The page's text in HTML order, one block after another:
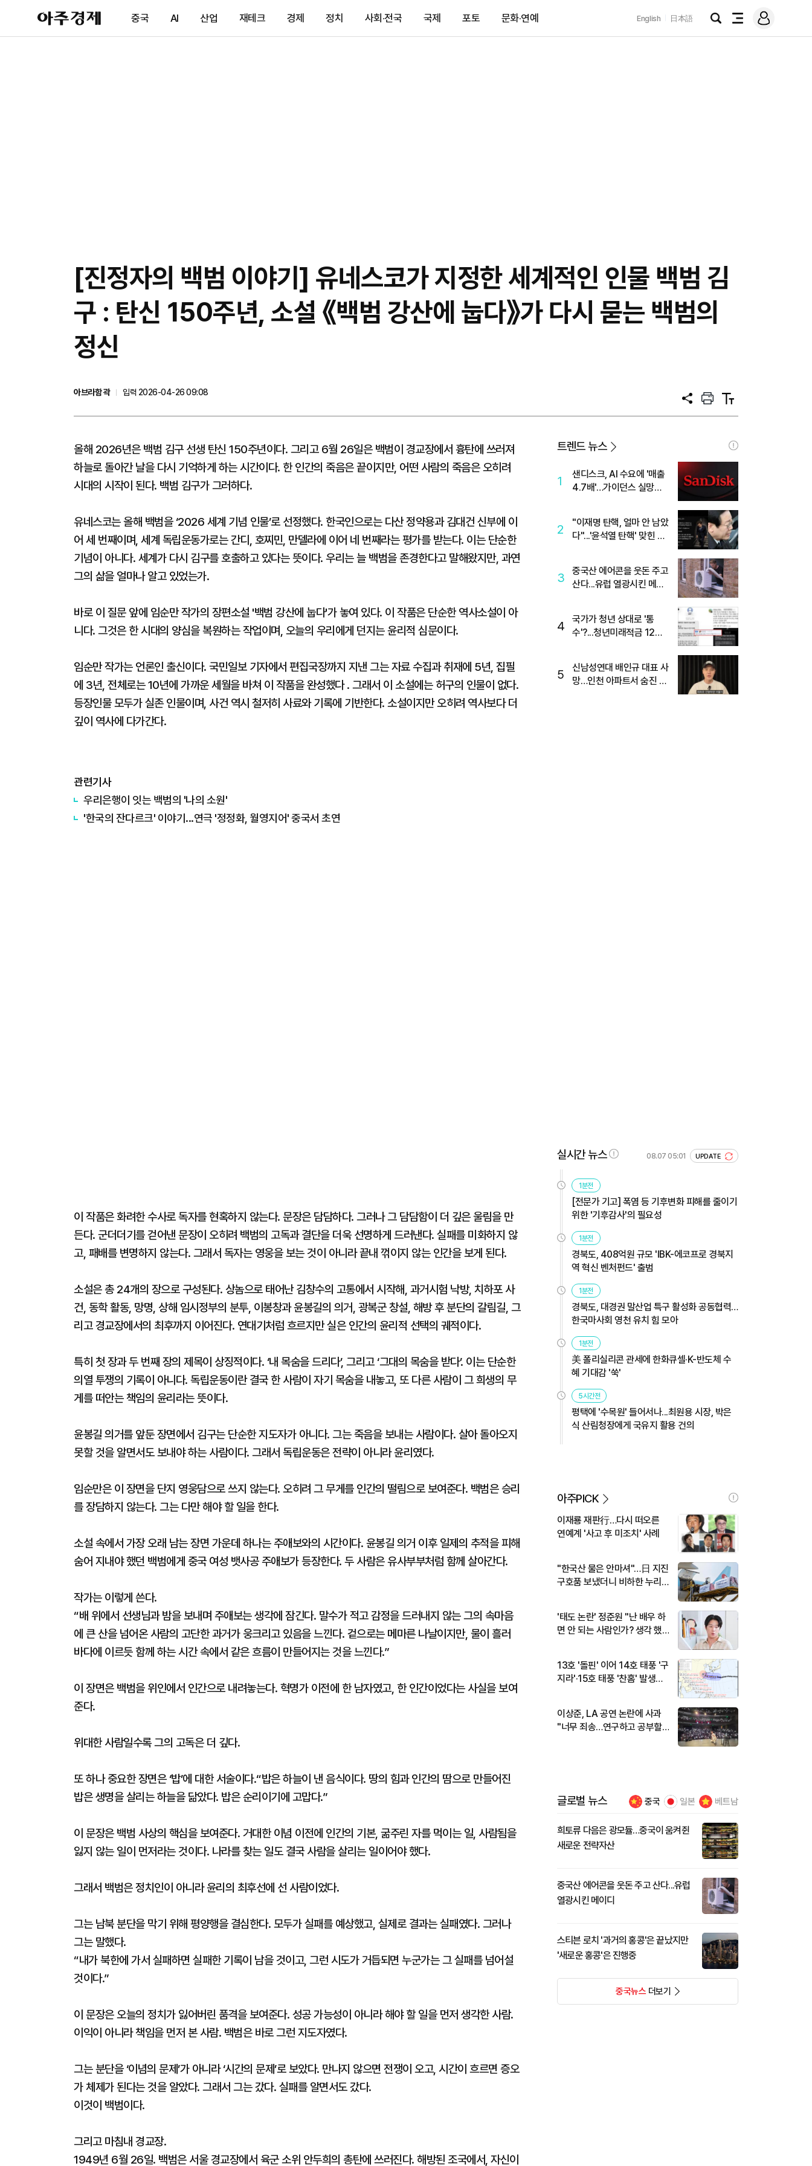
아
주
제
중국 AI 산업 재테크 경제 정치 사회·전국 국제 포토 문화·연예 English 日本語
검
전
메
그
[진정자의 백범 이야기] 유네스코가 지정한 세계적인 인물 백범 김
구 : 탄신 150주년, 소설 《백범 강산에 눕다》가 다시 묻는 백범의
정신
아브라함 곽
입력 2026-04-26 09:08
공
프
트
텍
트
올해 2026년은 백범 김구 선생 탄신 150주년이다. 그리고 6월 26일은 백범이 경교장에서 흉탄에 쓰러져
하늘로 돌아간 날을 다시 기억하게 하는 시간이다. 한 인간의 죽음은 끝이지만, 어떤 사람의 죽음은 오히려
시대의 시작이 된다. 백범 김구가 그러하다.
유네스코는 올해 백범을 ‘2026 세계 기념 인물’로 선정했다. 한국인으로는 다산 정약용과 김대건 신부에 이
어 세 번째이며, 세계 독립운동가로는 간디, 호찌민, 만델라에 이어 네 번째라는 평가를 받는다. 이는 단순한
기념이 아니다. 세계가 다시 김구를 호출하고 있다는 뜻이다. 우리는 늘 백범을 존경한다고 말해왔지만, 과연
그의 삶을 얼마나 알고 있었는가.
바로 이 질문 앞에 임순만 작가의 장편소설 '백범 강산에 눕다'가 놓여 있다. 이 작품은 단순한 역사소설이 아
니다. 그것은 한 시대의 양심을 복원하는 작업이며, 오늘의 우리에게 던지는 윤리적 심문이다.
임순만 작가는 언론인 출신이다. 국민일보 기자에서 편집국장까지 지낸 그는 자료 수집과 취재에 5년, 집필
에 3년, 전체로는 10년에 가까운 세월을 바쳐 이 작품을 완성했다 . 그래서 이 소설에는 허구의 인물이 없다.
등장인물 모두가 실존 인물이며, 사건 역시 철저히 사료와 기록에 기반한다. 소설이지만 오히려 역사보다 더
깊이 역사에 다가간다.
관련기사
우리은행이 잇는 백범의 '나의 소원'
'한국의 잔다르크' 이야기...연극 '정정화, 월영지어' 중국서 초연
이 작품은 화려한 수사로 독자를 현혹하지 않는다. 문장은 담담하다. 그러나 그 담담함이 더 깊은 울림을 만
든다. 군더더기를 걷어낸 문장이 오히려 백범의 고독과 결단을 더욱 선명하게 드러낸다. 실패를 미화하지 않
고, 패배를 변명하지 않는다. 그래서 독자는 영웅을 보는 것이 아니라 끝내 꺾이지 않는 인간을 보게 된다.
소설은 총 24개의 장으로 구성된다. 상놈으로 태어난 김창수의 고통에서 시작해, 과거시험 낙방, 치하포 사
건, 동학 활동, 망명, 상해 임시정부의 분투, 이봉창과 윤봉길의 의거, 광복군 창설, 해방 후 분단의 갈림길, 그
리고 경교장에서의 최후까지 이어진다. 연대기처럼 흐르지만 실은 인간의 윤리적 선택의 궤적이다.
특히 첫 장과 두 번째 장의 제목이 상징적이다. ‘내 목숨을 드리다’, 그리고 ‘그대의 목숨을 받다’. 이는 단순한
의열 투쟁의 기록이 아니다. 독립운동이란 결국 한 사람이 자기 목숨을 내놓고, 또 다른 사람이 그 희생의 무
게를 떠안는 책임의 윤리라는 뜻이다.
윤봉길 의거를 앞둔 장면에서 김구는 단순한 지도자가 아니다. 그는 죽음을 보내는 사람이다. 살아 돌아오지
못할 것을 알면서도 보내야 하는 사람이다. 그래서 독립운동은 전략이 아니라 윤리였다.
임순만은 이 장면을 단지 영웅담으로 쓰지 않는다. 오히려 그 무게를 인간의 떨림으로 보여준다. 백범은 승리
를 장담하지 않는다. 그는 다만 해야 할 일을 한다.
소설 속에서 가장 오래 남는 장면 가운데 하나는 주애보와의 시간이다. 윤봉길 의거 이후 일제의 추적을 피해
숨어 지내야 했던 백범에게 중국 여성 뱃사공 주애보가 등장한다. 두 사람은 유사부부처럼 함께 살아간다.
작가는 이렇게 쓴다.
“배 위에서 선생님과 밤을 보내며 주애보는 생각에 잠긴다. 말수가 적고 감정을 드러내지 않는 그의 속마음
에 큰 산을 넘어온 사람의 고단한 과거가 웅크리고 있음을 느낀다. 겉으로는 메마른 나날이지만, 물이 흘러
바다에 이르듯 함께 하는 시간 속에서 같은 흐름이 만들어지는 것을 느낀다.”
이 장면은 백범을 위인에서 인간으로 내려놓는다. 혁명가 이전에 한 남자였고, 한 인간이었다는 사실을 보여
준다.
위대한 사람일수록 그의 고독은 더 깊다.
또 하나 중요한 장면은 ‘밥’에 대한 서술이다.“밥은 하늘이 낸 음식이다. 땅의 힘과 인간의 땀으로 만들어진
밥은 생명을 살리는 하늘을 닮았다. 밥은 순리이기에 고맙다.”
이 문장은 백범 사상의 핵심을 보여준다. 거대한 이념 이전에 인간의 기본, 굶주린 자를 먹이는 일, 사람됨을
잃지 않는 일이 먼저라는 것이다. 나라를 찾는 일도 결국 사람을 살리는 일이어야 했다.
그래서 백범은 정치인이 아니라 윤리의 최후선에 선 사람이었다.
그는 남북 분단을 막기 위해 평양행을 결심한다. 모두가 실패를 예상했고, 실제로 결과는 실패였다. 그러나
그는 말했다.
“내가 북한에 가서 실패하면 실패한 기록이 남을 것이고, 그런 시도가 거듭되면 누군가는 그 실패를 넘어설
것이다.”
이 문장은 오늘의 정치가 잃어버린 품격을 보여준다. 성공 가능성이 아니라 해야 할 일을 먼저 생각한 사람.
이익이 아니라 책임을 먼저 본 사람. 백범은 바로 그런 지도자였다.
그는 분단을 ‘이념의 문제’가 아니라 ‘시간의 문제’로 보았다. 만나지 않으면 전쟁이 오고, 시간이 흐르면 증오
가 체제가 된다는 것을 알았다. 그래서 그는 갔다. 실패를 알면서도 갔다.
이것이 백범이다.
그리고 마침내 경교장.
1949년 6월 26일. 백범은 서울 경교장에서 육군 소위 안두희의 총탄에 쓰러진다. 해방된 조국에서, 자신이
트렌드 뉴스
1
샌디스크, AI 수요에 '매출
4.7배'…가이던스 실망에
2
"이재명 탄핵, 얼마 안 남았
다"...'윤석열 탄핵' 맞힌 무
3
중국산 에어콘을 웃돈 주고
산다...유럽 열광시킨 메이
4
국가가 청년 상대로 '통
수'?...청년미래적금 12%
5
신남성연대 배인규 대표 사
망…인천 아파트서 숨진 채
실시간 뉴스 08.07 05:01 UPDATE
1분전
[전문가 기고] 폭염 등 기후변화 피해를 줄이기
위한 '기후감사'의 필요성
1분전
경북도, 408억원 규모 'IBK-에코프로 경북지
역 혁신 벤처펀드' 출범
1분전
경북도, 대경권 말산업 특구 활성화 공동협력…
한국마사회 영천 유치 힘 모아
1분전
美 폴리실리콘 관세에 한화큐셀·K-반도체 수
혜 기대감 '쑥'
5시간전
평택에 '수목원' 들어서나...최원용 시장, 박은
식 산림청장에게 국유지 활용 건의
아주PICK
이재룡 재판行…다시 떠오른
연예계 '사고 후 미조치' 사례
"한국산 물은 안마셔"…日 지진
구호품 보냈더니 비하한 누리
'태도 논란' 정준원 "난 배우 하
면 안 되는 사람인가? 생각 했
13호 '돌핀' 이어 14호 태풍 '구
지라'·15호 태풍 '찬홈' 발생…
이상준, LA 공연 논란에 사과
"너무 죄송…연구하고 공부할
글로벌 뉴스 중국 일본 베트남
희토류 다음은 광모듈…중국이 움켜쥔
새로운 전략자산
중국산 에어콘을 웃돈 주고 산다...유럽
열광시킨 메이디
스티븐 로치 '과거의 홍콩'은 끝났지만
'새로운 홍콩'은 진행중
중국뉴스더보기